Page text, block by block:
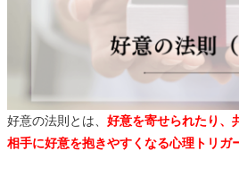
好意の法則とは、 好意を寄せられたり、
相手に好意を抱きやすくなる心理トリガ